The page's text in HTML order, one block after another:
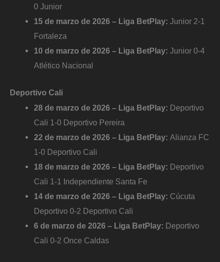
0 Junior
15 de marzo de 2026 – Liga BetPlay:Junior 2-1
Fortaleza
10 de marzo de 2026 – Liga BetPlay:Junior 0-4
Atlético Nacional
Deportivo Cali
28 de marzo de 2026 – Liga BetPlay: Deportivo
Cali 1-0 Deportivo Pereira
22 de marzo de 2026 – Liga BetPlay:Alianza FC
1-0 Deportivo Cali
18 de marzo de 2026 – Liga BetPlay: Deportivo
Cali 1-1 Independiente Santa Fe
14 de marzo de 2026 – Liga BetPlay: Cúcuta
Deportivo 0-2 Deportivo Cali
6 de marzo de 2026 – Liga BetPlay: Deportivo
Cali 0-2 Once Caldas